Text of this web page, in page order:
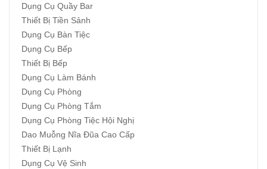
Dụng Cụ Quầy Bar
Thiết Bị Tiền Sảnh
Dụng Cụ Bàn Tiệc
Dụng Cụ Bếp
Thiết Bị Bếp
Dụng Cụ Làm Bánh
Dụng Cụ Phòng
Dụng Cụ Phòng Tắm
Dụng Cụ Phòng Tiệc Hội Nghị
Dao Muỗng Nĩa Đũa Cao Cấp
Thiết Bị Lạnh
Dụng Cụ Vệ Sinh